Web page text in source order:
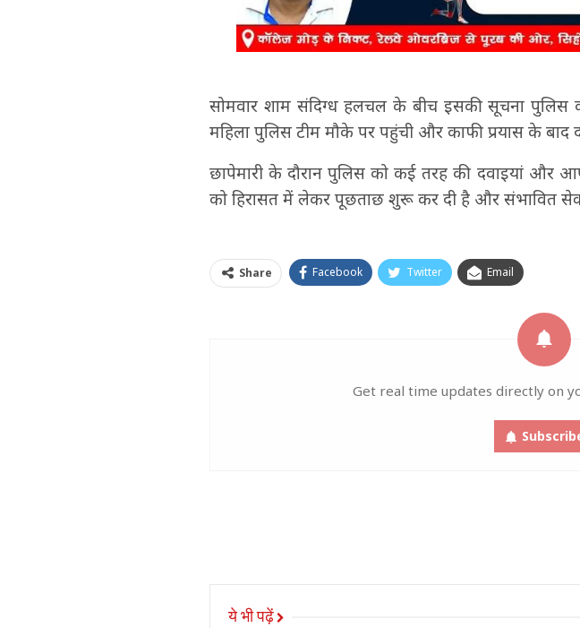
सोमवार शाम संदिग्ध हलचल के बीच इसकी सूचना पुलिस
महिला पुलिस टीम मौके पर पहुंची और काफी प्रयास के बाद
छापेमारी के दौरान पुलिस को कई तरह की दवाइयां और
को हिरासत में लेकर पूछताछ शुरू कर दी है और संभावित
Share Facebook Twitter Email
Get real time updates directly on
ये भी पढ़ें